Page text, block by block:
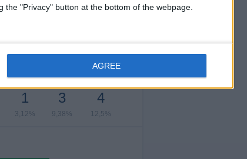
"Privacy" button at the bottom of the webpage.
AGREE
OKTOBER
1
3,12%
NOVEMBER
3
9,38%
DECEMBER
4
12,5%